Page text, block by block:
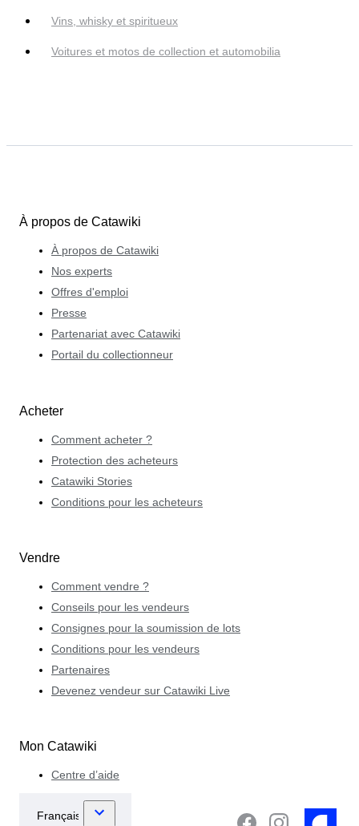
Vins, whisky et spiritueux
Voitures et motos de collection et automobilia
À propos de Catawiki
À propos de Catawiki
Nos experts
Offres d'emploi
Presse
Partenariat avec Catawiki
Portail du collectionneur
Acheter
Comment acheter ?
Protection des acheteurs
Catawiki Stories
Conditions pour les acheteurs
Vendre
Comment vendre ?
Conseils pour les vendeurs
Consignes pour la soumission de lots
Conditions pour les vendeurs
Partenaires
Devenez vendeur sur Catawiki Live
Mon Catawiki
Centre d’aide